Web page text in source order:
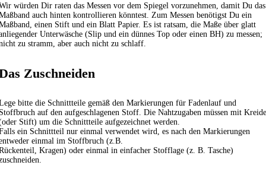
würden Dir raten das Messen vor dem Spiegel vorzunehmen, damit Du das
auch hinten kontrollieren könntest. Zum Messen benötigst Du ein
einen Stift und ein Blatt Papier. Es ist ratsam, die Maße über glatt
Unterwäsche (Slip und ein dünnes Top oder einen BH) zu messen;
zu stramm, aber auch nicht zu schlaff.
Zuschneiden
bitte die Schnittteile gemäß den Markierungen für Fadenlauf und
auf den aufgeschlagenen Stoff. Die Nahtzugaben müssen mit Kreide
Stift) um die Schnittteile aufgezeichnet werden.
ein Schnittteil nur einmal verwendet wird, es nach den Markierungen
einmal im Stoffbruch (z.B.
Kragen) oder einmal in einfacher Stofflage (z. B. Tasche)